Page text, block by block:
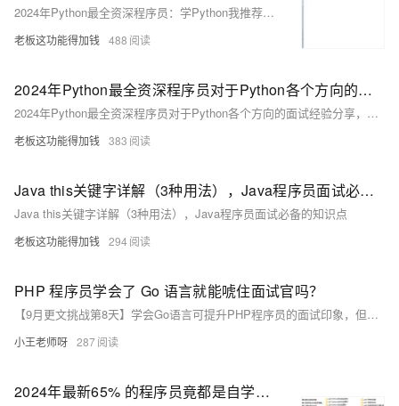
2024年Python最全资深程序员：学Python我推荐你用这几款编辑器，2024年最新面试考哪些
老板这功能得加钱 488
2024年Python最全资深程序员对于Python各个方向的面试经验分享，非常给力！，2024年最新2024金三银四面试季
2024年Python最全资深程序员对于Python各个方向的面试经验分享，非常给力！，2024年最新2024金三银四面试季
老板这功能得加钱 383
Java this关键字详解（3种用法），Java程序员面试必备的知识点
Java this关键字详解（3种用法），Java程序员面试必备的知识点
老板这功能得加钱 294
PHP 程序员学会了 Go 语言就能唬住面试官吗？
【9月更文挑战第8天】学会Go语言可提升PHP程序员的面试印象，但不足以 solely “唬住” 面试官。学习新语言能展现学习能力、拓宽技术视野，并增加就业机会。然而，实际项目经验、深入理解语言特性和综合能力更为关键。全面展示这些方面才能真正提升面试成功率。
小王老师呀 287
2024年最新65% 的程序员竟都是自学成才？_为啥学技术都自学，2024年最新42岁程序员面试